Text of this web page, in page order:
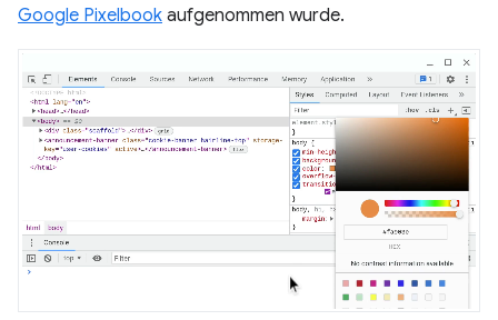
Google Pixelbook aufgenommen wurde.